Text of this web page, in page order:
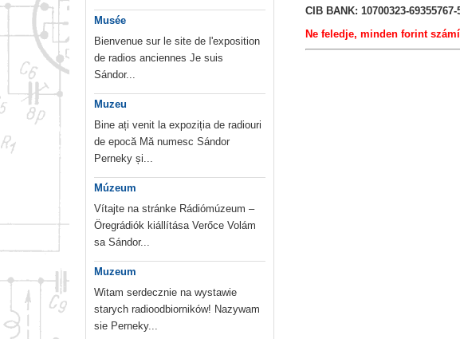
Musée
Bienvenue sur le site de l'exposition
de radios anciennes Je suis
Sándor...
Muzeu
Bine ați venit la expoziția de radiouri
de epocă Mă numesc Sándor
Perneky și...
Múzeum
Vítajte na stránke Rádiómúzeum –
Öregrádiók kiállítása Verőce Volám
sa Sándor...
Muzeum
Witam serdecznie na wystawie
starych radioodbiorników! Nazywam
sie Perneky...
CIB BANK: 10700323-69355767-
Ne feledje, minden forint